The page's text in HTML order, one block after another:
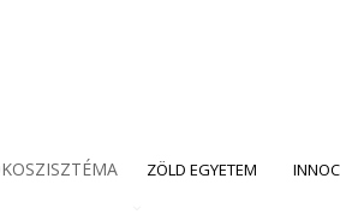
ZÖLD EGYETEM